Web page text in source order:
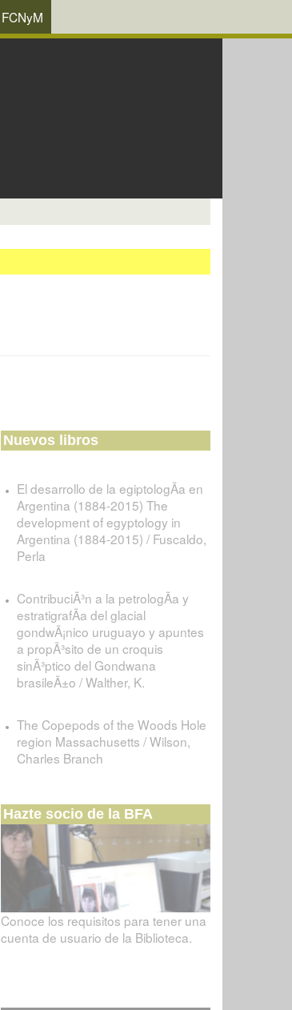
FCNyM
Nuevos libros
El desarrollo de la egiptologÃ­a en
Argentina (1884-2015) The
development of egyptology in
Argentina (1884-2015) / Fuscaldo,
Perla
ContribuciÃ³n a la petrologÃ­a y
estratigrafÃ­a del glacial
gondwÃ¡nico uruguayo y apuntes
a propÃ³sito de un croquis
sinÃ³ptico del Gondwana
brasileÃ±o / Walther, K.
The Copepods of the Woods Hole
region Massachusetts / Wilson,
Charles Branch
Hazte socio de la BFA
Conoce los requisitos para tener una
cuenta de usuario de la Biblioteca.